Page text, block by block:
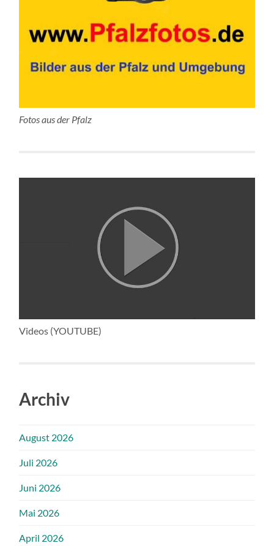
Fotos aus der Pfalz
Videos (YOUTUBE)
Archiv
August 2026
Juli 2026
Juni 2026
Mai 2026
April 2026